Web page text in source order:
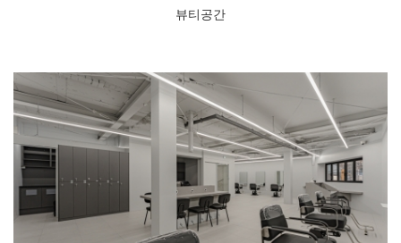
뷰티공간